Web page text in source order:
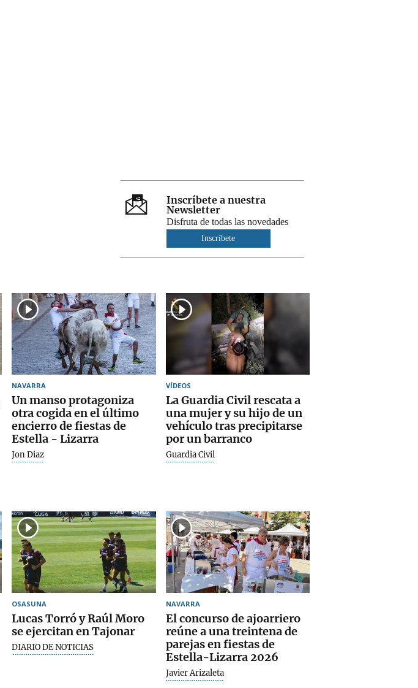
Inscríbete a nuestra
Newsletter
Disfruta de todas las novedades
Inscríbete
NAVARRA
Un manso protagoniza
otra cogida en el último
encierro de fiestas de
Estella - Lizarra
Jon Diaz
VÍDEOS
La Guardia Civil rescata a
una mujer y su hijo de un
vehículo tras precipitarse
por un barranco
Guardia Civil
OSASUNA
Lucas Torró y Raúl Moro
se ejercitan en Tajonar
DIARIO DE NOTICIAS
NAVARRA
El concurso de ajoarriero
reúne a una treintena de
parejas en fiestas de
Estella-Lizarra 2026
Javier Arizaleta